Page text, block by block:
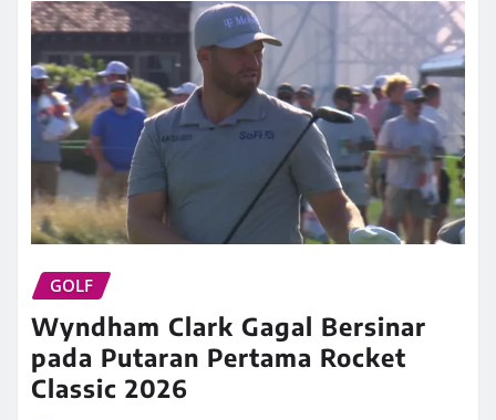
GOLF
Wyndham Clark Gagal Bersinar
pada Putaran Pertama Rocket
Classic 2026